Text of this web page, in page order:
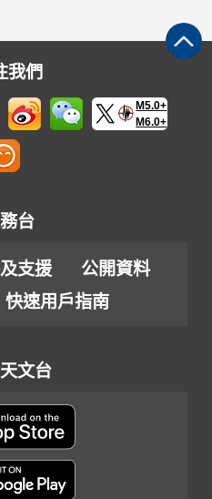
我們
M5.0+
M6.0+
台
支援
公開資料
快速用戶指南
文台